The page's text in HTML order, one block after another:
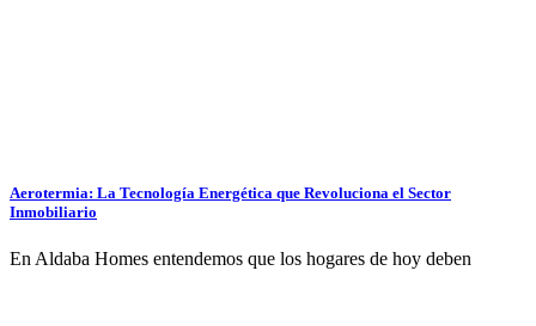
Aerotermia: La Tecnología Energética que Revoluciona el Sector
Inmobiliario
En Aldaba Homes entendemos que los hogares de hoy deben